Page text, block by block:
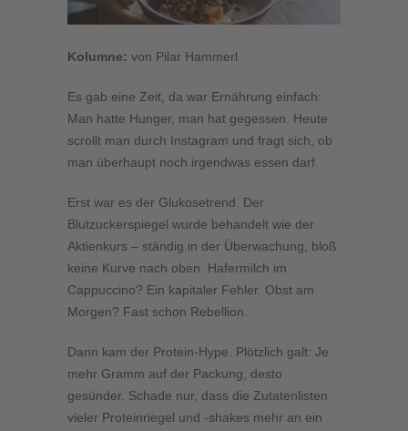
Kolumne: von Pilar Hammerl
Es gab eine Zeit, da war Ernährung einfach:
Man hatte Hunger, man hat gegessen. Heute
scrollt man durch Instagram und fragt sich, ob
man überhaupt noch irgendwas essen darf.
Erst war es der Glukosetrend. Der
Blutzuckerspiegel wurde behandelt wie der
Aktienkurs – ständig in der Überwachung, bloß
keine Kurve nach oben. Hafermilch im
Cappuccino? Ein kapitaler Fehler. Obst am
Morgen? Fast schon Rebellion.
Dann kam der Protein-Hype. Plötzlich galt: Je
mehr Gramm auf der Packung, desto
gesünder. Schade nur, dass die Zutatenlisten
vieler Proteinriegel und -shakes mehr an ein